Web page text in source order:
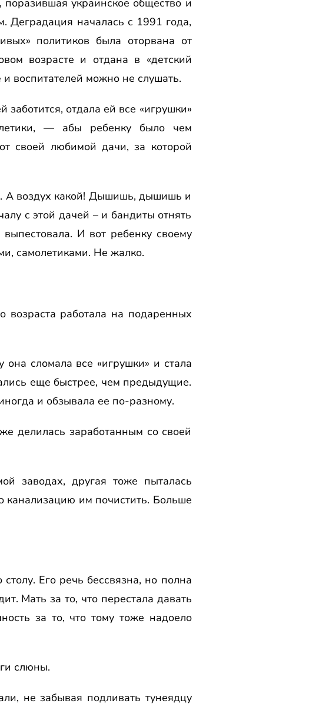
украинское общество и
Деградация началась с 1991 года,
политиков была оторвана от
возрасте и отдана в «детский
воспитателей можно не слушать.
отдала ей все «игрушки»
— абы ребенку было чем
своей любимой дачи, за которой
А воздух какой! Дышишь, дышишь и
с этой дачей – и бандиты отнять
И вот ребенку своему
самолетиками. Не жалко.
возраста работала на подаренных
сломала все «игрушки» и стала
еще быстрее, чем предыдущие.
и обзывала ее по-разному.
делилась заработанным со своей
заводах, другая тоже пыталась
канализацию им почистить. Больше
Его речь бессвязна, но полна
Мать за то, что перестала давать
за то, что тому тоже надоело
слюны.
не забывая подливать тунеядцу